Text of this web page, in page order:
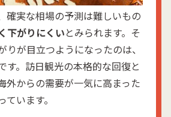
確実な相場の予測は難しいもの
下がりにくい とみられます。そ
りが目立つようになったのは、
す。訪日観光の本格的な回復と
外からの需要が一気に高まった
ています。